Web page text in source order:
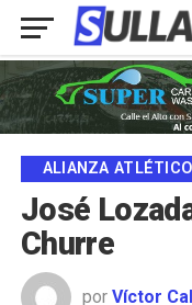
ALIANZA ATLÉTICO
José
Churre
por Víctor